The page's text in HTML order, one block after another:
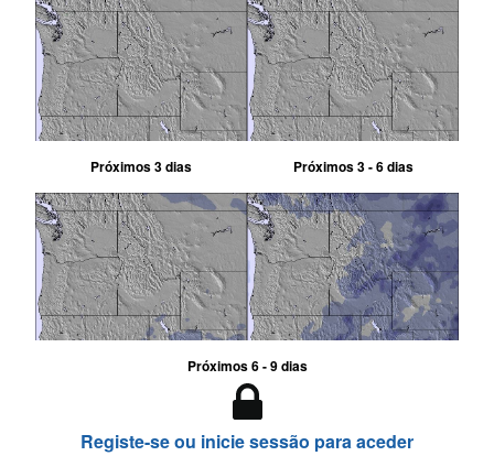
Próximos 3 dias Próximos 3 - 6 dias
Próximos 6 - 9 dias
Registe-se ou inicie sessão para aceder